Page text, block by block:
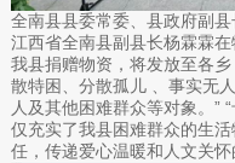
全南县县委常委、县政府副
江西省全南县副县长杨霖霖
我县捐赠物资，将发放至各
散特困、分散孤儿 、事实无
人及其他困难群众等对象。”
仅充实了我县困难群众的生
任，传递爱心温暖和人文关怀‌